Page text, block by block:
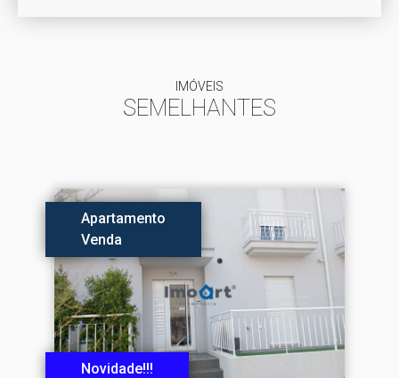
IMÓVEIS
SEMELHANTES
Apartamento
Venda
Novidade!!!